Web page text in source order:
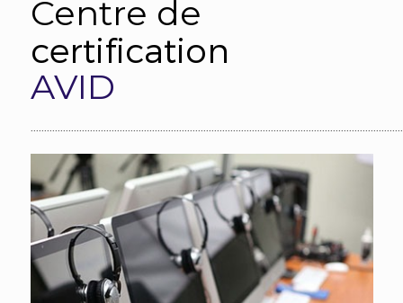
Centre de
certification
AVID